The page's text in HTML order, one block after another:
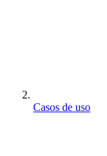
Casos de uso